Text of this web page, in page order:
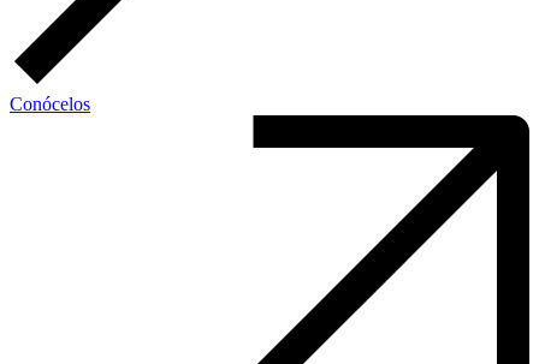
Conócelos